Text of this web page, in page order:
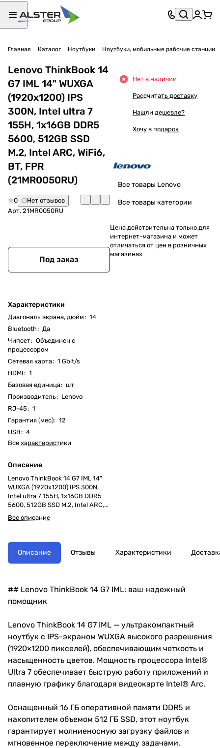
Главная Каталог Ноутбуки Ноутбуки, мобильные рабочие станции
Lenovo ThinkBook 14
G7 IML 14" WUXGA
(1920x1200) IPS
300N, Intel ultra 7
155H, 1x16GB DDR5
5600, 512GB SSD
M.2, Intel ARC, WiFi6,
BT, FPR
(21MR0050RU)
0
Нет отзывов
Арт. 21MR0050RU
Под заказ
Характеристики
Диагональ экрана, дюйм: 14
Bluetooth: Да
Чипсет: Объединен с
процессором
Cетевая карта: 1 Gbit/s
HDMI: 1
Базовая единица: шт
Производитель: Lenovo
RJ-45: 1
Гарантия (мес): 12
USB: 4
Все характеристики
Описание
Lenovo ThinkBook 14 G7 IML 14"
WUXGA (1920x1200) IPS 300N,
Intel ultra 7 155H, 1x16GB DDR5
5600, 512GB SSD M.2, Intel ARC,
WiFi6, BT, FPR, FHD Cam, 60Wh,
100W USB-C Slim, NoOS, 1Y,
Все описание
Нет в наличии
Рассчитать доставку
Нашли дешевле?
Хочу в подарок
Все товары Lenovo
Все товары категории
Цена действительна только для
интернет-магазина и может
отличаться от цен в розничных
магазинах
Описание Отзывы Характеристики
## Lenovo ThinkBook 14 G7 IML: ваш надежный
помощник
Lenovo ThinkBook 14 G7 IML — ультракомпактный
ноутбук с IPS-экраном WUXGA высокого разрешения
(1920×1200 пикселей), обеспечивающим четкость и
насыщенность цветов. Мощность процессора Intel®
Ultra 7 обеспечивает быструю работу приложений и
плавную графику благодаря видеокарте Intel® Arc.
Оснащенный 16 ГБ оперативной памяти DDR5 и
накопителем объемом 512 ГБ SSD, этот ноутбук
гарантирует молниеносную загрузку файлов и
мгновенное переключение между задачами.